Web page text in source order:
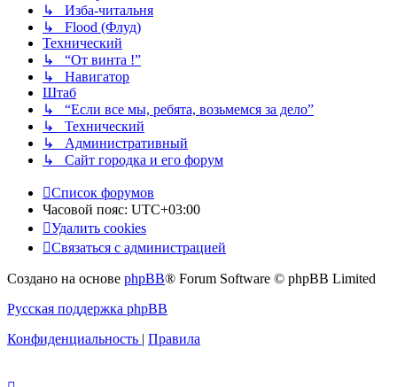
↳ Изба-читальня
↳ Flood (Флуд)
Технический
↳ “От винта !”
↳ Навигатор
Штаб
↳ “Если все мы, ребята, возьмемся за дело”
↳ Технический
↳ Административный
↳ Сайт городка и его форум
Список форумов
Часовой пояс: UTC+03:00
Удалить cookies
Связаться с администрацией
Создано на основе phpBB® Forum Software © phpBB Limited
Русская поддержка phpBB
Конфиденциальность | Правила